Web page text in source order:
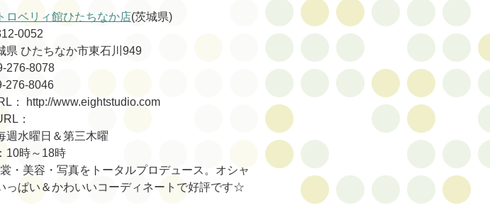
ロベリィ館ひたちなか店(茨城県)
0052
県 ひたちなか市東石川949
276-8078
276-8046
： http://www.eightstudio.com
：
週水曜日＆第三木曜
10時～18時
・美容・写真をトータルプロデュース。オシャ
っぱい＆かわいいコーディネートで好評です☆